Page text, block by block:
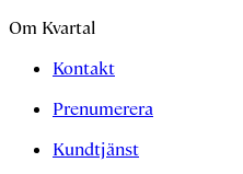
Om Kvartal
Kontakt
Prenumerera
Kundtjänst